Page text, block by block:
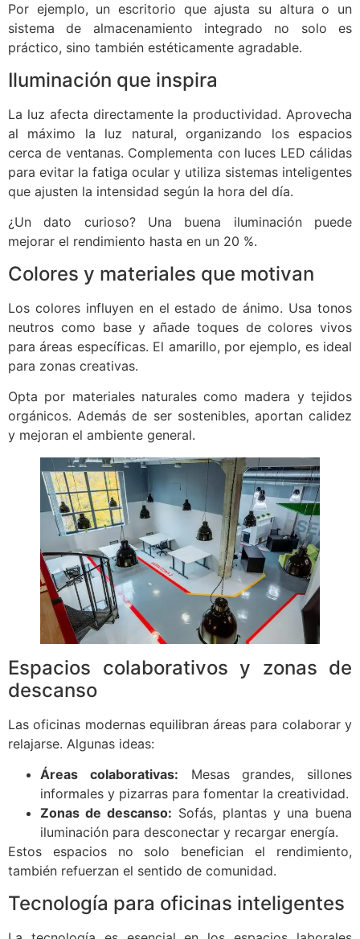
Por ejemplo, un escritorio que ajusta su altura o un
sistema de almacenamiento integrado no solo es
práctico, sino también estéticamente agradable.
Iluminación que inspira
La luz afecta directamente la productividad. Aprovecha
al máximo la luz natural, organizando los espacios
cerca de ventanas. Complementa con luces LED cálidas
para evitar la fatiga ocular y utiliza sistemas inteligentes
que ajusten la intensidad según la hora del día.
¿Un dato curioso? Una buena iluminación puede
mejorar el rendimiento hasta en un 20 %.
Colores y materiales que motivan
Los colores influyen en el estado de ánimo. Usa tonos
neutros como base y añade toques de colores vivos
para áreas específicas. El amarillo, por ejemplo, es ideal
para zonas creativas.
Opta por materiales naturales como madera y tejidos
orgánicos. Además de ser sostenibles, aportan calidez
y mejoran el ambiente general.
Espacios colaborativos y zonas de
descanso
Las oficinas modernas equilibran áreas para colaborar y
relajarse. Algunas ideas:
Áreas colaborativas: Mesas grandes, sillones
informales y pizarras para fomentar la creatividad.
Zonas de descanso: Sofás, plantas y una buena
iluminación para desconectar y recargar energía.
Estos espacios no solo benefician el rendimiento,
también refuerzan el sentido de comunidad.
Tecnología para oficinas inteligentes